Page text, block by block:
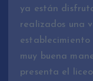
ya están
realizados una
establecimiento
muy buena
presenta el